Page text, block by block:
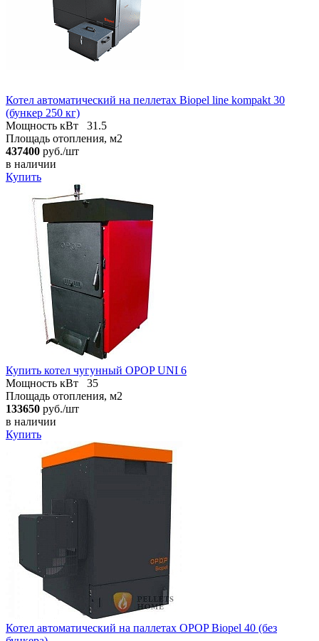
Котел автоматический на пеллетах Biopel line kompakt 30
(бункер 250 кг)
Мощность кВт
31.5
Площадь отопления, м2
437400 руб./шт
в наличии
Купить
Купить котел чугунный OPOP UNI 6
Мощность кВт
35
Площадь отопления, м2
133650 руб./шт
в наличии
Купить
Котел автоматический на паллетах OPOP Biopel 40 (без